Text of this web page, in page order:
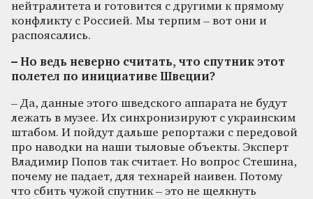
нейтралитета и готовится с другими к прямому
конфликту с Россией. Мы терпим – вот они и
распоясались.
– Но ведь неверно считать, что спутник этот
полетел по инициативе Швеции?
– Да, данные этого шведского аппарата не будут
лежать в музее. Их синхронизируют с украинским
штабом. И пойдут дальше репортажи с передовой
про наводки на наши тыловые объекты. Эксперт
Владимир Попов так считает. Но вопрос Стешина,
почему не падает, для технарей наивен. Потому
что сбить чужой спутник – это не щелкнуть